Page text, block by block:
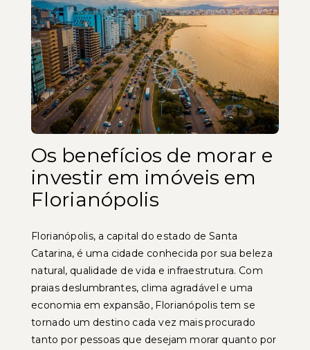
Os benefícios de morar e
investir em imóveis em
Florianópolis
Florianópolis, a capital do estado de Santa
Catarina, é uma cidade conhecida por sua beleza
natural, qualidade de vida e infraestrutura. Com
praias deslumbrantes, clima agradável e uma
economia em expansão, Florianópolis tem se
tornado um destino cada vez mais procurado
tanto por pessoas que desejam morar quanto por